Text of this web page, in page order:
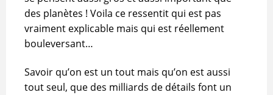
des planètes ! Voila ce ressentit qui est pas
vraiment explicable mais qui est réellement
bouleversant…
Savoir qu’on est un tout mais qu’on est aussi
tout seul, que des milliards de détails font un